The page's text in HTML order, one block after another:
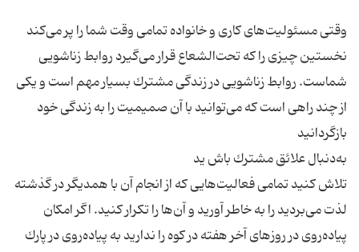
وقتی مسئولیت‌های كاری و خانواده تمامی وقت شما را پر می‌كند
نخستین چیزی را كه تحت‌الشعاع قرار می‌گیرد روابط زناشویی
شماست. روابط زناشویی در زندگی مشترك بسیار مهم است و یكی
از چند راهی است كه می‌توانید با آن صمیمیت را به زندگی خود
تلاش كنید تمامی فعالیت‌هایی كه از انجام آن با همدیگر در گذشته
لذت می‌بردید را به خاطر آورید و آن‌ها را تكرار كنید. اگر امكان
پیاده‌روی در روزهای آخر هفته در كوه را ندارید به پیاده‌روی در پارك